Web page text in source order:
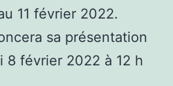
11 février 2022.
sa présentation
8 février 2022 à 12 h